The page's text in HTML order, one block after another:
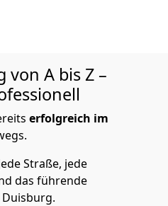
von A bis Z –
erfolgreich im
Straße, jede
das führende